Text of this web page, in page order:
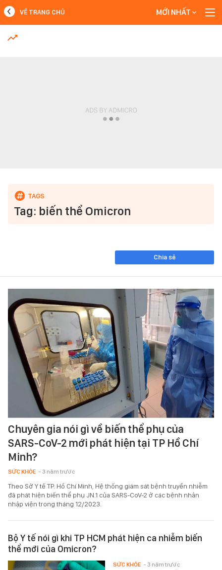
MỚI NHẤT
VỀ TRANG CHỦ MỚI NHẤT
Tag: biến thể Omicron
Chia sẻ
Chuyên gia nói gì về biến thể phụ của
SARS-CoV-2 mới phát hiện tại TP Hồ Chí
Minh?
SỨC KHỎE - 3 năm trước
Theo Sở Y tế TP. Hồ Chí Minh, Hệ thống giám sát bệnh truyền nhiễm
đã phát hiện biến thể phụ JN.1 của SARS-CoV-2 ở các bệnh nhân
nhập viện trong tháng 12/2023.
Bộ Y tế nói gì khi TP HCM phát hiện ca nhiễm biến
thể mới của Omicron?
SỨC KHỎE - 3 năm trước